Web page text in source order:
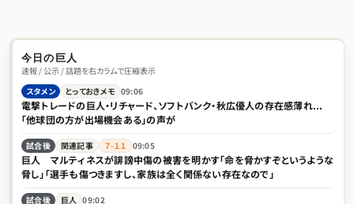
今日の巨人
速報 / 公示 / 話題を右カラムで圧縮表示
スタメン
とっておきメモ 09:06
電撃トレードの巨人・リチャード、ソフトバンク・秋広優人の存在感薄れ...
「他球団の方が出場機会ある」の声が
試合後 関連記事 ７-１１ 09:05
巨人 マルティネスが誹謗中傷の被害を明かす「命を脅かすぞというような
脅し」「選手も傷つきますし、家族は全く関係ない存在なので」
試合後 巨人 09:02